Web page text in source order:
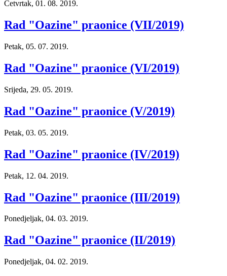
Četvrtak, 01. 08. 2019.
Rad "Oazine" praonice (VII/2019)
Petak, 05. 07. 2019.
Rad "Oazine" praonice (VI/2019)
Srijeda, 29. 05. 2019.
Rad "Oazine" praonice (V/2019)
Petak, 03. 05. 2019.
Rad "Oazine" praonice (IV/2019)
Petak, 12. 04. 2019.
Rad "Oazine" praonice (III/2019)
Ponedjeljak, 04. 03. 2019.
Rad "Oazine" praonice (II/2019)
Ponedjeljak, 04. 02. 2019.